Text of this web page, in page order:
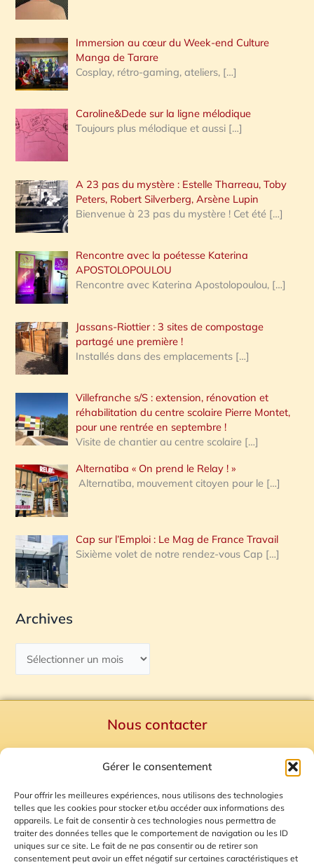
Gérer le consentement
Pour offrir les meilleures expériences, nous utilisons des technologies
telles que les cookies pour stocker et/ou accéder aux informations des
appareils. Le fait de consentir à ces technologies nous permettra de
traiter des données telles que le comportement de navigation ou les ID
uniques sur ce site. Le fait de ne pas consentir ou de retirer son
consentement peut avoir un effet négatif sur certaines caractéristiques et
:
Immersion au cœur du Week-end Culture
Manga de Tarare
Cosplay, rétro-gaming, ateliers, […]
Caroline&Dede sur la ligne mélodique
Toujours plus mélodique et aussi […]
A 23 pas du mystère : Estelle Tharreau, Toby
Peters, Robert Silverberg, Arsène Lupin
Bienvenue à 23 pas du mystère ! Cet été […]
Rencontre avec la poétesse Katerina
APOSTOLOPOULOU
Rencontre avec Katerina Apostolopoulou, […]
Jassans-Riottier : 3 sites de compostage
partagé une première !
Installés dans des emplacements […]
Villefranche s/S : extension, rénovation et
réhabilitation du centre scolaire Pierre Montet,
pour une rentrée en septembre !
Visite de chantier au centre scolaire […]
Alternatiba « On prend le Relay ! »
Alternatiba, mouvement citoyen pour le […]
Cap sur l’Emploi : Le Mag de France Travail
Sixième volet de notre rendez-vous Cap […]
Archives
Nous contacter
Mentions Légales
Plan du site
Gestion des Cookies